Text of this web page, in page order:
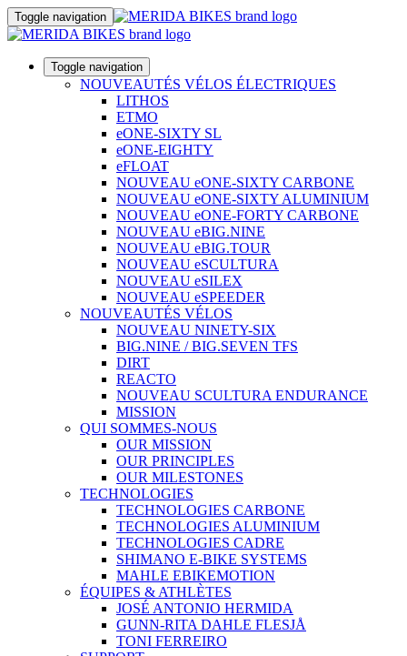
Toggle navigation
Toggle navigation
NOUVEAUTÉS VÉLOS ÉLECTRIQUES
LITHOS
ETMO
eONE-SIXTY SL
eONE-EIGHTY
eFLOAT
NOUVEAU eONE-SIXTY CARBONE
NOUVEAU eONE-SIXTY ALUMINIUM
NOUVEAU eONE-FORTY CARBONE
NOUVEAU eBIG.NINE
NOUVEAU eBIG.TOUR
NOUVEAU eSCULTURA
NOUVEAU eSILEX
NOUVEAU eSPEEDER
NOUVEAUTÉS VÉLOS
NOUVEAU NINETY-SIX
BIG.NINE / BIG.SEVEN TFS
DIRT
REACTO
NOUVEAU SCULTURA ENDURANCE
MISSION
QUI SOMMES-NOUS
OUR MISSION
OUR PRINCIPLES
OUR MILESTONES
TECHNOLOGIES
TECHNOLOGIES CARBONE
TECHNOLOGIES ALUMINIUM
TECHNOLOGIES CADRE
SHIMANO E-BIKE SYSTEMS
MAHLE EBIKEMOTION
ÉQUIPES & ATHLÈTES
JOSÉ ANTONIO HERMIDA
GUNN-RITA DAHLE FLESJÅ
TONI FERREIRO